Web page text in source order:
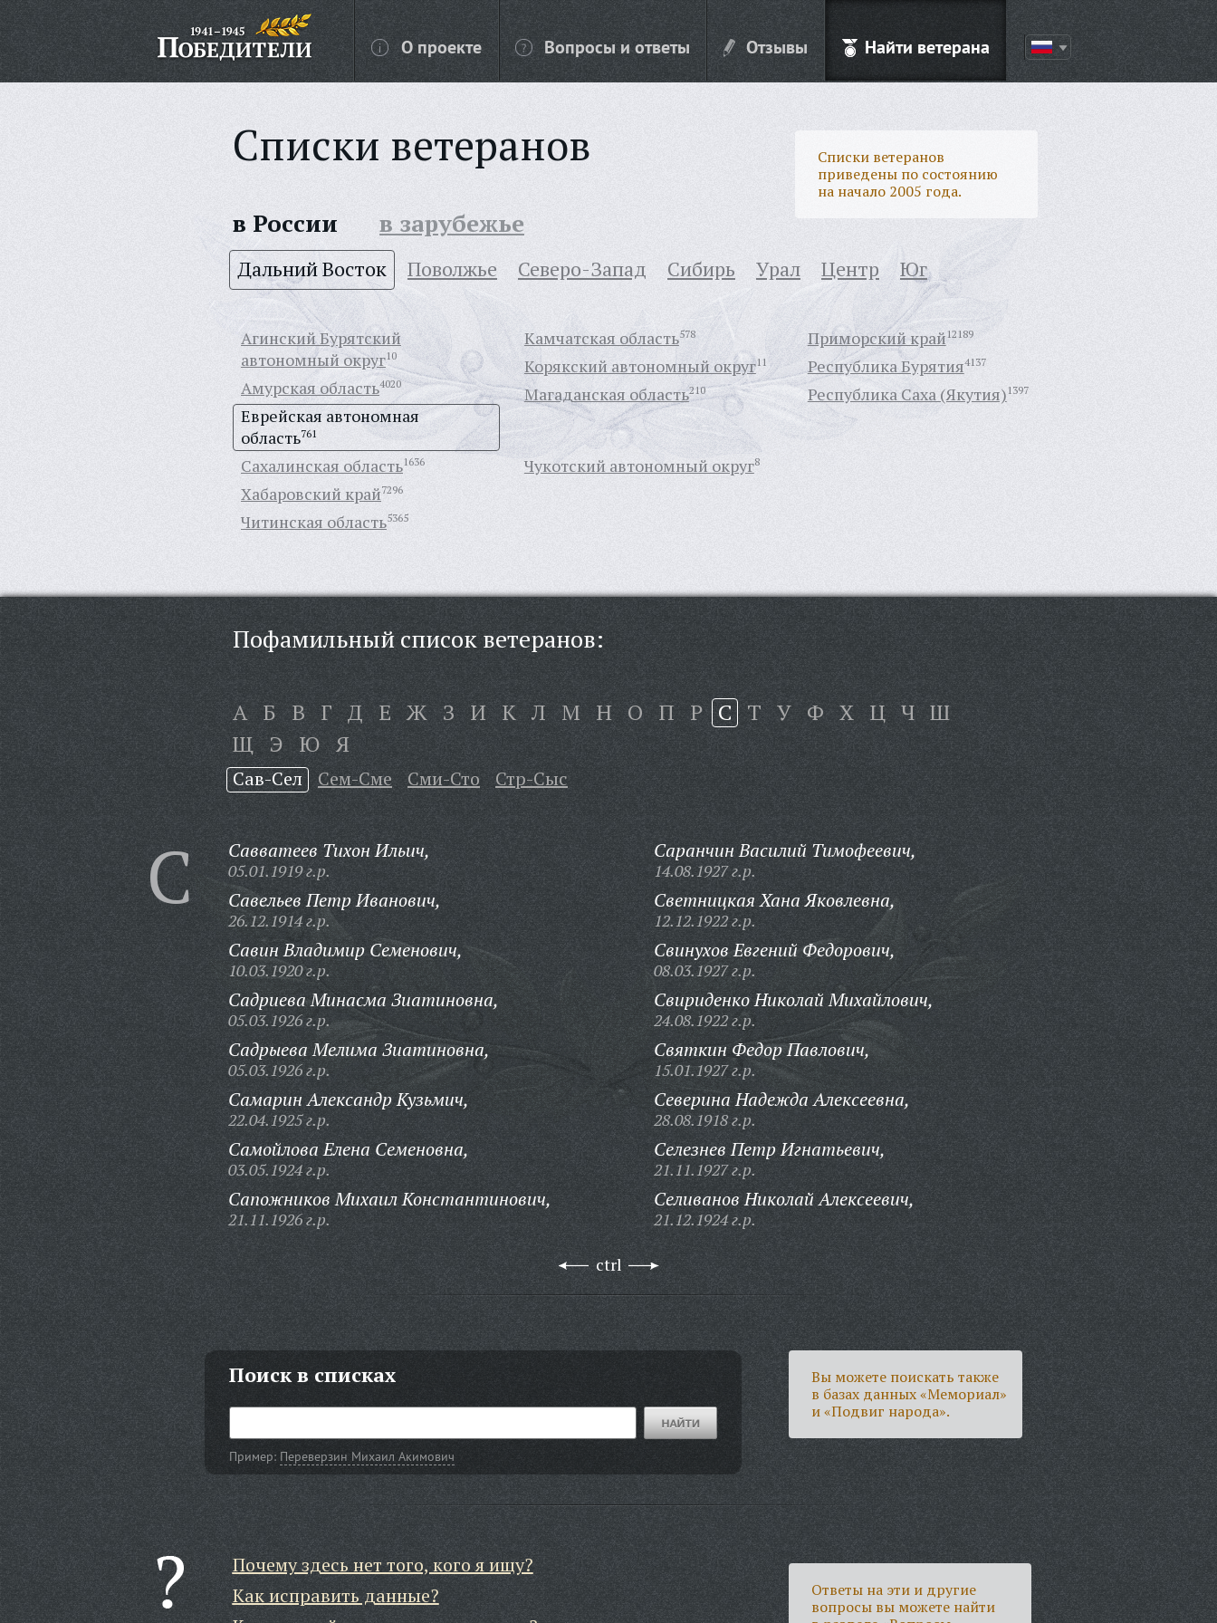
О проекте Вопросы и ответы Отзывы Найти ветерана
Списки ветеранов
Списки ветеранов
приведены по состоянию
на начало 2005 года.
в России в зарубежье
Дальний Восток Поволжье Северо-Запад Сибирь Урал Центр Юг
Агинский Бурятский
автономный округ10
Амурская область4020
Еврейская автономная
область761
Камчатская область578
Корякский автономный округ11
Магаданская область210
Приморский край12189
Республика Бурятия4137
Республика Саха (Якутия)1397
Сахалинская область1636
Хабаровский край7296
Читинская область5365
Чукотский автономный округ8
Пофамильный список ветеранов:
А Б В Г Д Е Ж З И К Л М Н О П Р С Т У Ф Х Ц Ч Ш
Щ Э Ю Я
Сав-Сел Сем-Сме Сми-Сто Стр-Сыс
С Савватеев Тихон Ильич,
05.01.1919 г.р.
Савельев Петр Иванович,
26.12.1914 г.р.
Савин Владимир Семенович,
10.03.1920 г.р.
Садриева Минасма Зиатиновна,
05.03.1926 г.р.
Садрыева Мелима Зиатиновна,
05.03.1926 г.р.
Самарин Александр Кузьмич,
22.04.1925 г.р.
Самойлова Елена Семеновна,
03.05.1924 г.р.
Сапожников Михаил Константинович,
21.11.1926 г.р.
Саранчин Василий Тимофеевич,
14.08.1927 г.р.
Светницкая Хана Яковлевна,
12.12.1922 г.р.
Свинухов Евгений Федорович,
08.03.1927 г.р.
Свириденко Николай Михайлович,
24.08.1922 г.р.
Святкин Федор Павлович,
15.01.1927 г.р.
Северина Надежда Алексеевна,
28.08.1918 г.р.
Селезнев Петр Игнатьевич,
21.11.1927 г.р.
Селиванов Николай Алексеевич,
21.12.1924 г.р.
ctrl
Поиск в списках
Пример: Переверзин Михаил Акимович
Вы можете поискать также
в базах данных «Мемориал»
и «Подвиг народа».
Почему здесь нет того, кого я ищу?
Как исправить данные?
Ответы на эти и другие
вопросы вы можете найти